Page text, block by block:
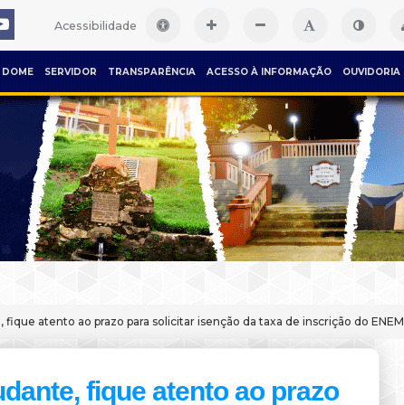
Acessibilidade
DOME SERVIDOR TRANSPARÊNCIA ACESSO À INFORMAÇÃO OUVIDORIA
fique atento ao prazo para solicitar isenção da taxa de inscrição do ENEM
fique atento ao prazo